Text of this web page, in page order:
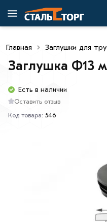
Главная Заглушки для
Заглушка Ф13
Есть в наличии
Оставить отзыв
Код товара: 546